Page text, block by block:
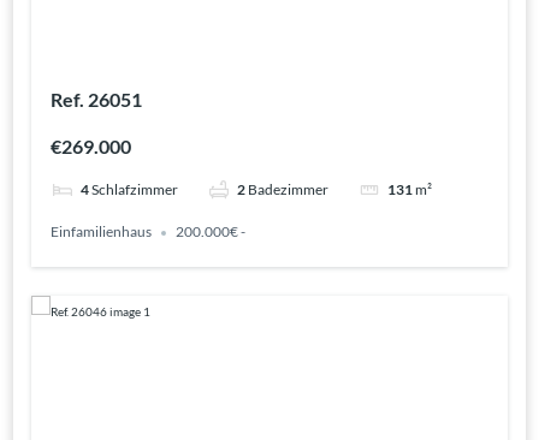
Ref. 26051
€269.000
4Schlafzimmer 2 Badezimmer 131m²
Einfamilienhaus 200.000€ -